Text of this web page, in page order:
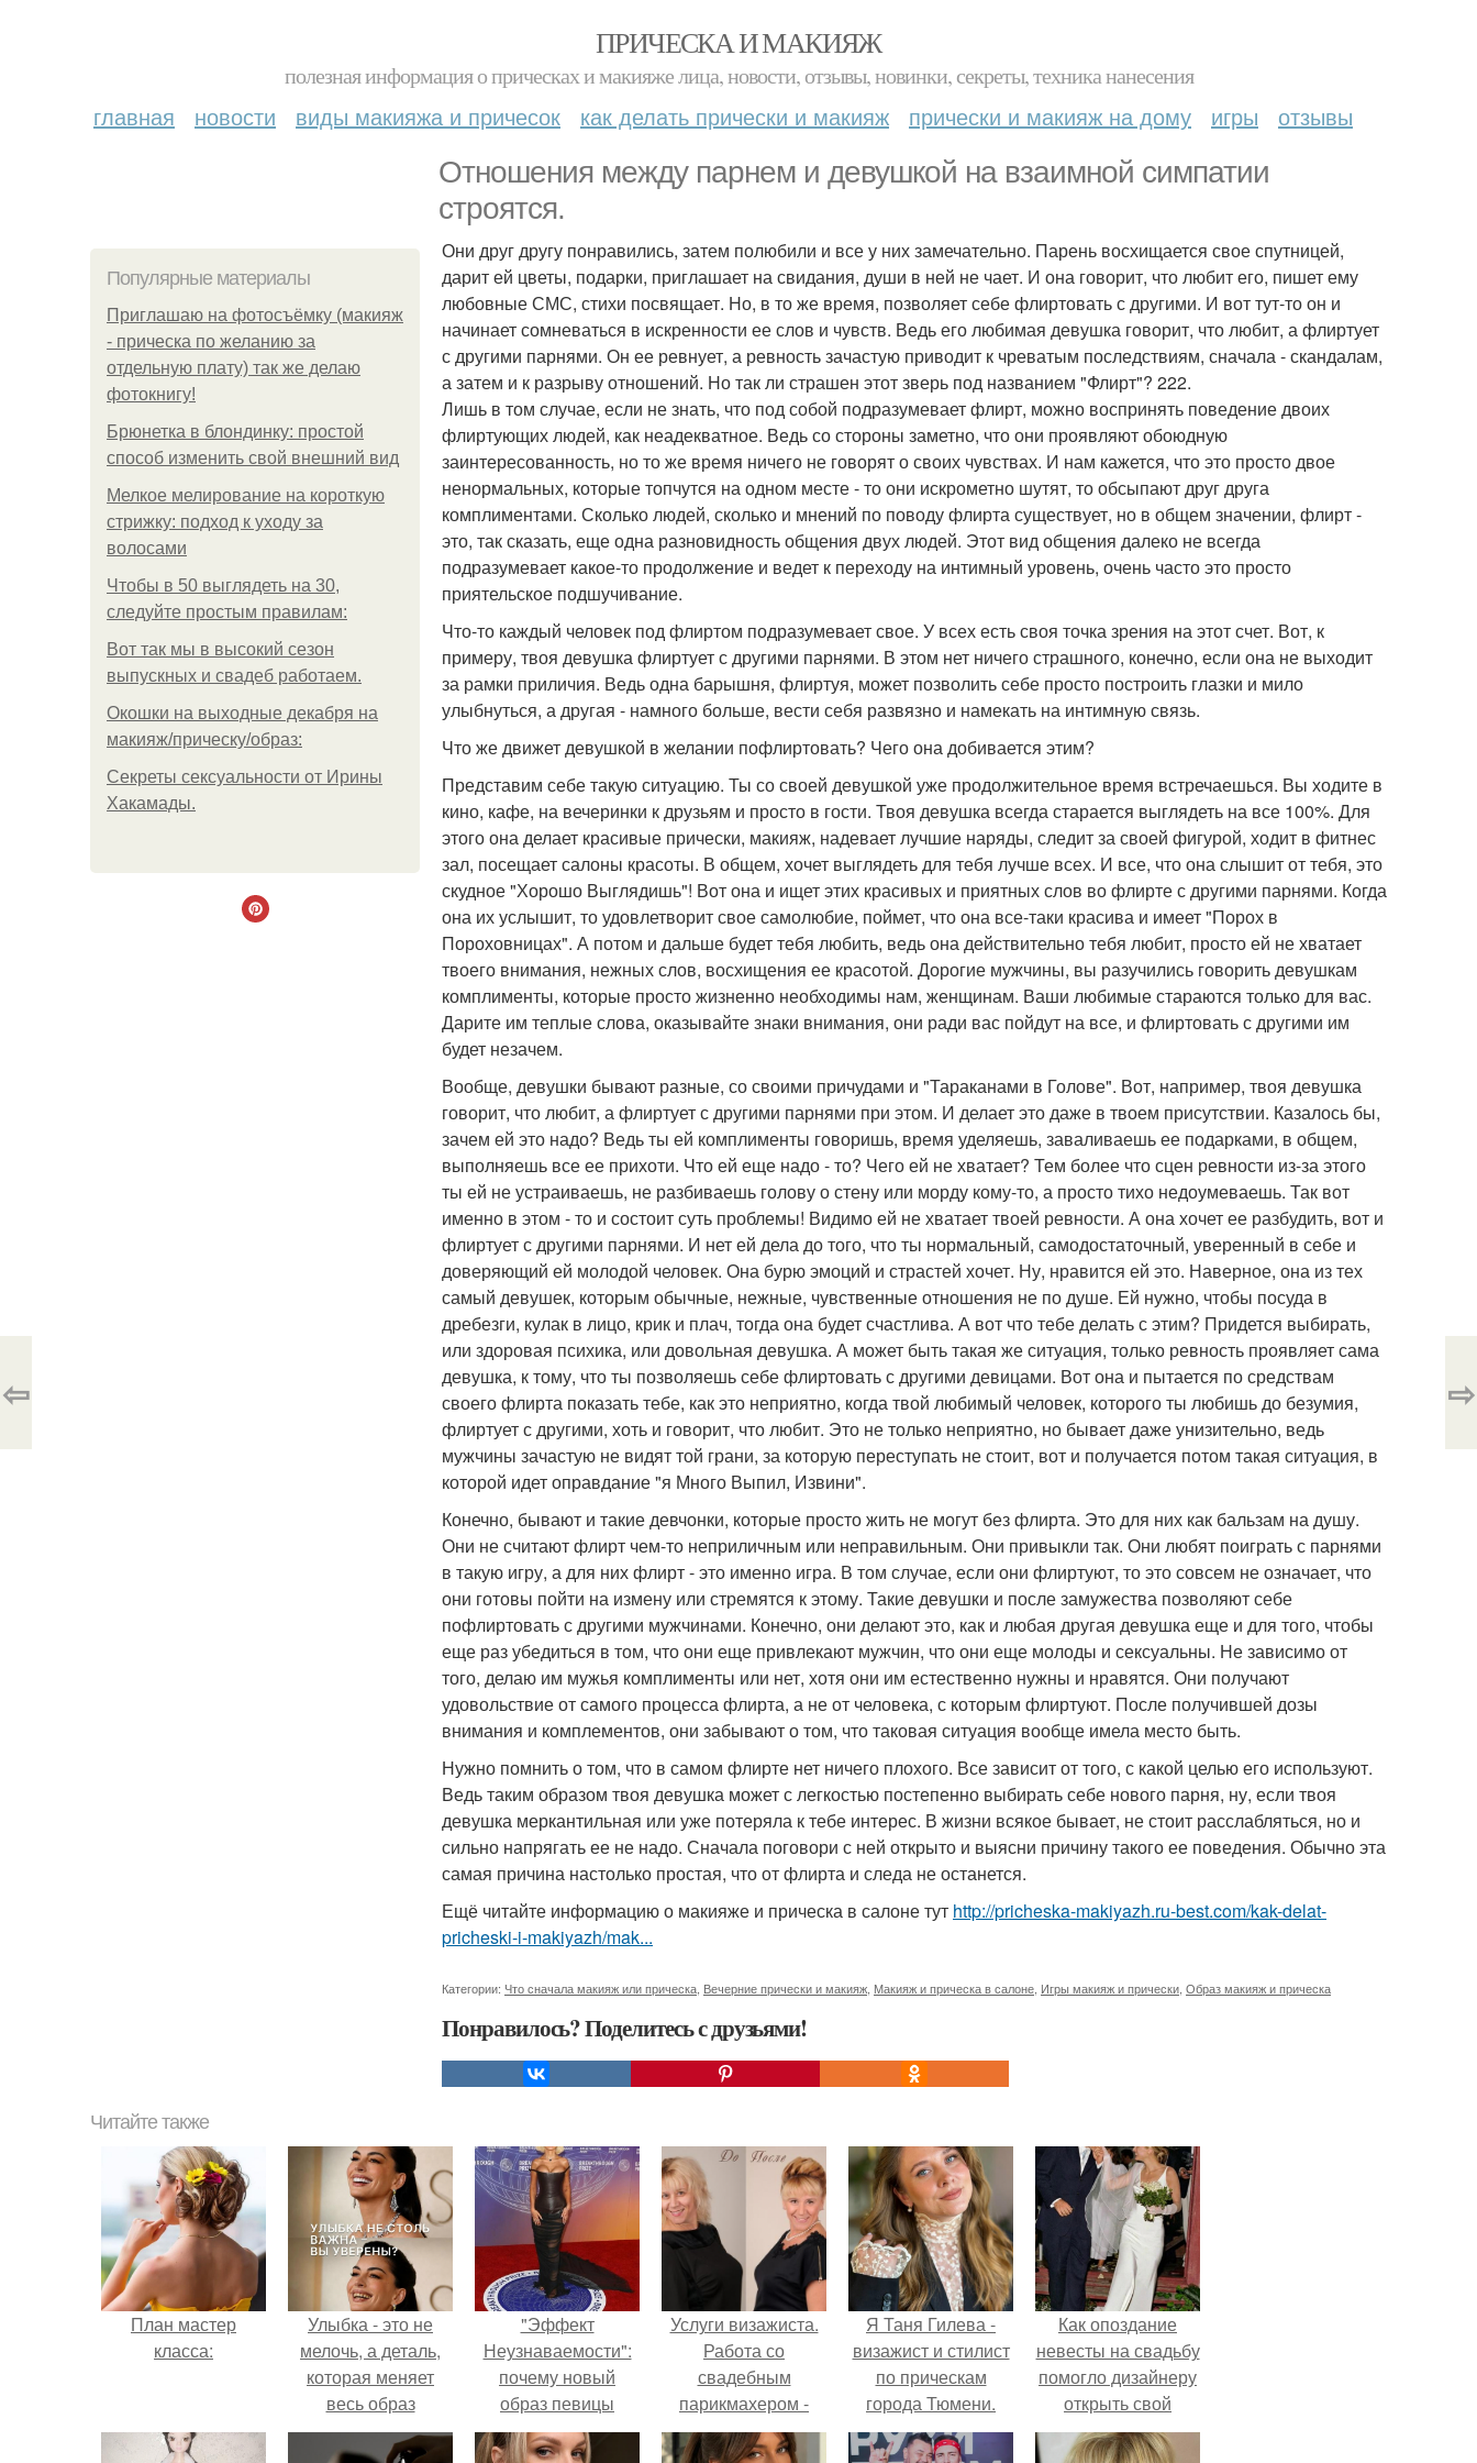
ПРИЧЕСКА И МАКИЯЖ
полезная информация о прическах и макияже лица, новости, отзывы, новинки, секреты, техника нанесения
главная новости виды макияжа и причесок как делать прически и макияж прически и макияж на дому игры отзывы
Отношения между парнем и девушкой на взаимной симпатии
строятся.
Популярные материалы
Приглашаю на фотосъёмку (макияж
- прическа по желанию за
отдельную плату) так же делаю
фотокнигу!
Брюнетка в блондинку: простой
способ изменить свой внешний вид
Мелкое мелирование на короткую
стрижку: подход к уходу за
волосами
Чтобы в 50 выглядеть на 30,
следуйте простым правилам:
Вот так мы в высокий сезон
выпускных и свадеб работаем.
Окошки на выходные декабря на
макияж/прическу/образ:
Секреты сексуальности от Ирины
Хакамады.
Они друг другу понравились, затем полюбили и все у них замечательно. Парень восхищается свое спутницей,
дарит ей цветы, подарки, приглашает на свидания, души в ней не чает. И она говорит, что любит его, пишет ему
любовные СМС, стихи посвящает. Но, в то же время, позволяет себе флиртовать с другими. И вот тут-то он и
начинает сомневаться в искренности ее слов и чувств. Ведь его любимая девушка говорит, что любит, а флиртует
с другими парнями. Он ее ревнует, а ревность зачастую приводит к чреватым последствиям, сначала - скандалам,
а затем и к разрыву отношений. Но так ли страшен этот зверь под названием "Флирт"? 222.
Лишь в том случае, если не знать, что под собой подразумевает флирт, можно воспринять поведение двоих
флиртующих людей, как неадекватное. Ведь со стороны заметно, что они проявляют обоюдную
заинтересованность, но то же время ничего не говорят о своих чувствах. И нам кажется, что это просто двое
ненормальных, которые топчутся на одном месте - то они искрометно шутят, то обсыпают друг друга
комплиментами. Сколько людей, сколько и мнений по поводу флирта существует, но в общем значении, флирт -
это, так сказать, еще одна разновидность общения двух людей. Этот вид общения далеко не всегда
подразумевает какое-то продолжение и ведет к переходу на интимный уровень, очень часто это просто
приятельское подшучивание.
Что-то каждый человек под флиртом подразумевает свое. У всех есть своя точка зрения на этот счет. Вот, к
примеру, твоя девушка флиртует с другими парнями. В этом нет ничего страшного, конечно, если она не выходит
за рамки приличия. Ведь одна барышня, флиртуя, может позволить себе просто построить глазки и мило
улыбнуться, а другая - намного больше, вести себя развязно и намекать на интимную связь.
Что же движет девушкой в желании пофлиртовать? Чего она добивается этим?
Представим себе такую ситуацию. Ты со своей девушкой уже продолжительное время встречаешься. Вы ходите в
кино, кафе, на вечеринки к друзьям и просто в гости. Твоя девушка всегда старается выглядеть на все 100%. Для
этого она делает красивые прически, макияж, надевает лучшие наряды, следит за своей фигурой, ходит в фитнес
зал, посещает салоны красоты. В общем, хочет выглядеть для тебя лучше всех. И все, что она слышит от тебя, это
скудное "Хорошо Выглядишь"! Вот она и ищет этих красивых и приятных слов во флирте с другими парнями. Когда
она их услышит, то удовлетворит свое самолюбие, поймет, что она все-таки красива и имеет "Порох в
Пороховницах". А потом и дальше будет тебя любить, ведь она действительно тебя любит, просто ей не хватает
твоего внимания, нежных слов, восхищения ее красотой. Дорогие мужчины, вы разучились говорить девушкам
комплименты, которые просто жизненно необходимы нам, женщинам. Ваши любимые стараются только для вас.
Дарите им теплые слова, оказывайте знаки внимания, они ради вас пойдут на все, и флиртовать с другими им
будет незачем.
Вообще, девушки бывают разные, со своими причудами и "Тараканами в Голове". Вот, например, твоя девушка
говорит, что любит, а флиртует с другими парнями при этом. И делает это даже в твоем присутствии. Казалось бы,
зачем ей это надо? Ведь ты ей комплименты говоришь, время уделяешь, заваливаешь ее подарками, в общем,
выполняешь все ее прихоти. Что ей еще надо - то? Чего ей не хватает? Тем более что сцен ревности из-за этого
ты ей не устраиваешь, не разбиваешь голову о стену или морду кому-то, а просто тихо недоумеваешь. Так вот
именно в этом - то и состоит суть проблемы! Видимо ей не хватает твоей ревности. А она хочет ее разбудить, вот и
флиртует с другими парнями. И нет ей дела до того, что ты нормальный, самодостаточный, уверенный в себе и
доверяющий ей молодой человек. Она бурю эмоций и страстей хочет. Ну, нравится ей это. Наверное, она из тех
самый девушек, которым обычные, нежные, чувственные отношения не по душе. Ей нужно, чтобы посуда в
дребезги, кулак в лицо, крик и плач, тогда она будет счастлива. А вот что тебе делать с этим? Придется выбирать,
или здоровая психика, или довольная девушка. А может быть такая же ситуация, только ревность проявляет сама
девушка, к тому, что ты позволяешь себе флиртовать с другими девицами. Вот она и пытается по средствам
своего флирта показать тебе, как это неприятно, когда твой любимый человек, которого ты любишь до безумия,
флиртует с другими, хоть и говорит, что любит. Это не только неприятно, но бывает даже унизительно, ведь
мужчины зачастую не видят той грани, за которую переступать не стоит, вот и получается потом такая ситуация, в
которой идет оправдание "я Много Выпил, Извини".
Конечно, бывают и такие девчонки, которые просто жить не могут без флирта. Это для них как бальзам на душу.
Они не считают флирт чем-то неприличным или неправильным. Они привыкли так. Они любят поиграть с парнями
в такую игру, а для них флирт - это именно игра. В том случае, если они флиртуют, то это совсем не означает, что
они готовы пойти на измену или стремятся к этому. Такие девушки и после замужества позволяют себе
пофлиртовать с другими мужчинами. Конечно, они делают это, как и любая другая девушка еще и для того, чтобы
еще раз убедиться в том, что они еще привлекают мужчин, что они еще молоды и сексуальны. Не зависимо от
того, делаю им мужья комплименты или нет, хотя они им естественно нужны и нравятся. Они получают
удовольствие от самого процесса флирта, а не от человека, с которым флиртуют. После получившей дозы
внимания и комплементов, они забывают о том, что таковая ситуация вообще имела место быть.
Нужно помнить о том, что в самом флирте нет ничего плохого. Все зависит от того, с какой целью его используют.
Ведь таким образом твоя девушка может с легкостью постепенно выбирать себе нового парня, ну, если твоя
девушка меркантильная или уже потеряла к тебе интерес. В жизни всякое бывает, не стоит расслабляться, но и
сильно напрягать ее не надо. Сначала поговори с ней открыто и выясни причину такого ее поведения. Обычно эта
самая причина настолько простая, что от флирта и следа не останется.
Ещё читайте информацию о макияже и прическа в салоне тут http://pricheska-makiyazh.ru-best.com/kak-delat-
pricheski-i-makiyazh/mak...
Категории: Что сначала макияж или прическа Вечерние прически и макияж Макияж и прическа в салоне Игры макияж и прически Образ макияж и прическа
Понравилось? Поделитесь с друзьями!
⇦ ⇨
Читайте также
План мастер
класса:
Улыбка - это не
мелочь, а деталь,
которая меняет
весь образ
человека.
"Эффект
Неузнаваемости":
почему новый
образ певицы
вызвал споры о
гранях
Услуги визажиста.
Работа со
свадебным
парикмахером -
стилистом.
Я Таня Гилева -
визажист и стилист
по прическам
города Тюмени.
Как опоздание
невесты на свадьбу
помогло дизайнеру
открыть свой
бренд.